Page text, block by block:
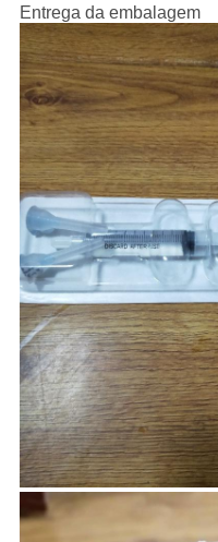
Entrega da embalagem